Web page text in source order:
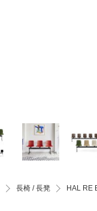
長椅 / 長凳 HAL RE